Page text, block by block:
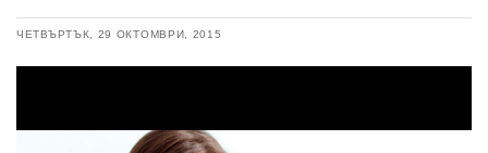
ЧЕТВЪРТЪК, 29 ОКТОМВРИ, 2015